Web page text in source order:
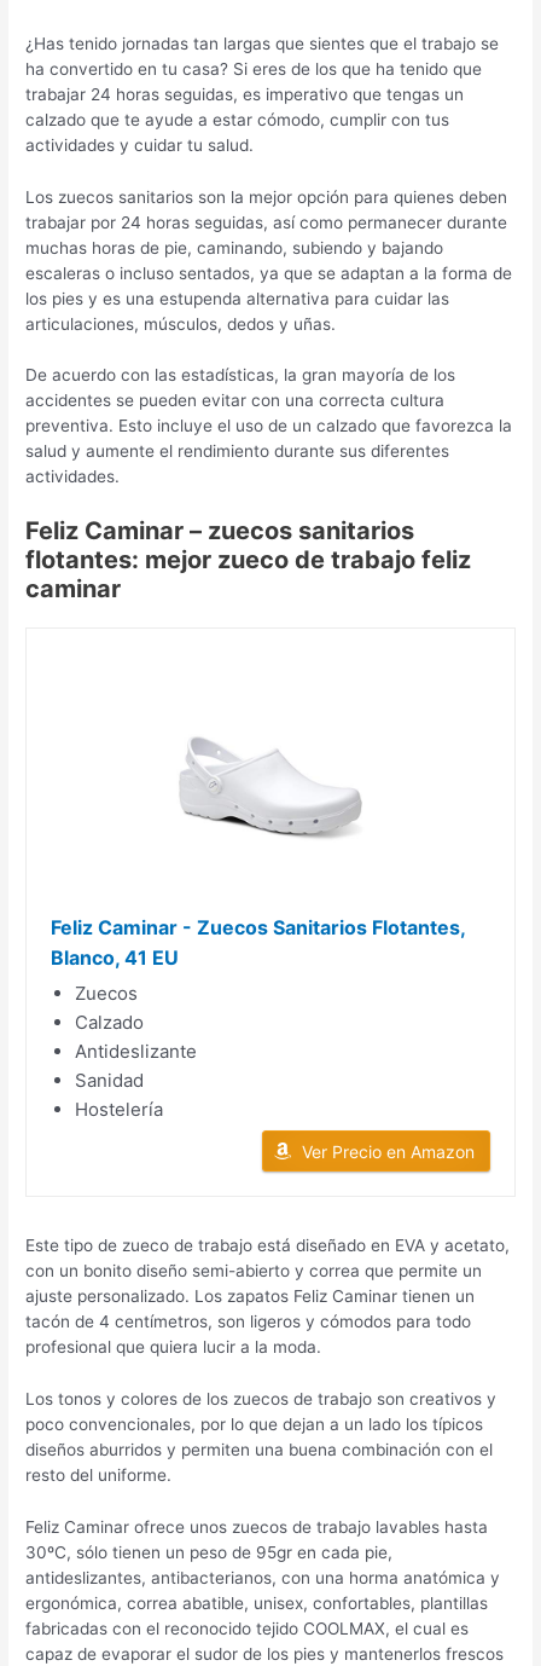
¿Has tenido jornadas tan largas que sientes que el trabajo se
ha convertido en tu casa? Si eres de los que ha tenido que
trabajar 24 horas seguidas, es imperativo que tengas un
calzado que te ayude a estar cómodo, cumplir con tus
actividades y cuidar tu salud.
Los zuecos sanitarios son la mejor opción para quienes deben
trabajar por 24 horas seguidas, así como permanecer durante
muchas horas de pie, caminando, subiendo y bajando
escaleras o incluso sentados, ya que se adaptan a la forma de
los pies y es una estupenda alternativa para cuidar las
articulaciones, músculos, dedos y uñas.
De acuerdo con las estadísticas, la gran mayoría de los
accidentes se pueden evitar con una correcta cultura
preventiva. Esto incluye el uso de un calzado que favorezca la
salud y aumente el rendimiento durante sus diferentes
actividades.
Feliz Caminar – zuecos sanitarios
flotantes: mejor zueco de trabajo feliz
caminar
Feliz Caminar - Zuecos Sanitarios Flotantes,
Blanco, 41 EU
Zuecos
Calzado
Antideslizante
Sanidad
Hostelería
Ver Precio en Amazon
Este tipo de zueco de trabajo está diseñado en EVA y acetato,
con un bonito diseño semi-abierto y correa que permite un
ajuste personalizado. Los zapatos Feliz Caminar tienen un
tacón de 4 centímetros, son ligeros y cómodos para todo
profesional que quiera lucir a la moda.
Los tonos y colores de los zuecos de trabajo son creativos y
poco convencionales, por lo que dejan a un lado los típicos
diseños aburridos y permiten una buena combinación con el
resto del uniforme.
Feliz Caminar ofrece unos zuecos de trabajo lavables hasta
30ºC, sólo tienen un peso de 95gr en cada pie,
antideslizantes, antibacterianos, con una horma anatómica y
ergonómica, correa abatible, unisex, confortables, plantillas
fabricadas con el reconocido tejido COOLMAX, el cual es
capaz de evaporar el sudor de los pies y mantenerlos frescos